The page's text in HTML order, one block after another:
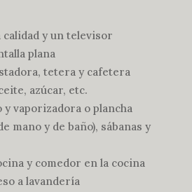
calidad y un televisor
plana
tetera y cafetera
azúcar, etc.
y vaporizadora o plancha
mano y de baño), sábanas y
y comedor en la cocina
a lavandería